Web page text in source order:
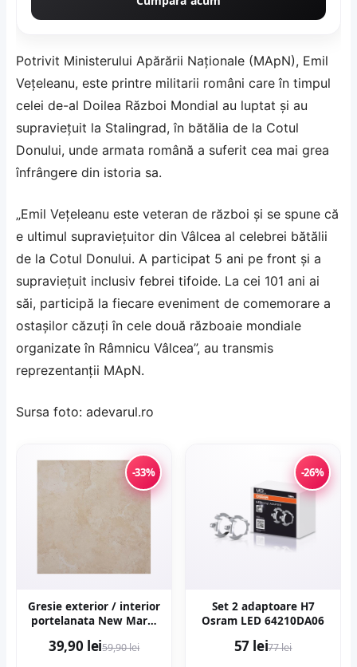
Potrivit Ministerului Apărării Naţionale (MApN), Emil
Veţeleanu, este printre militarii români care în timpul
celei de-al Doilea Război Mondial au luptat şi au
supravieţuit la Stalingrad, în bătălia de la Cotul
Donului, unde armata română a suferit cea mai grea
înfrângere din istoria sa.
„Emil Veţeleanu este veteran de război şi se spune că
e ultimul supravieţuitor din Vâlcea al celebrei bătălii
de la Cotul Donului. A participat 5 ani pe front şi a
supravieţuit inclusiv febrei tifoide. La cei 101 ani ai
săi, participă la fiecare eveniment de comemorare a
ostaşilor căzuţi în cele două războaie mondiale
organizate în Râmnicu Vâlcea”, au transmis
reprezentanţii MApN.
Sursa foto: adevarul.ro
-33%
Gresie exterior / interior
portelanata New Marfil
lucioasa rectificata tip
39,90 lei59,90 lei
-26%
Set 2 adaptoare H7
Osram LED 64210DA06
57 lei77 lei